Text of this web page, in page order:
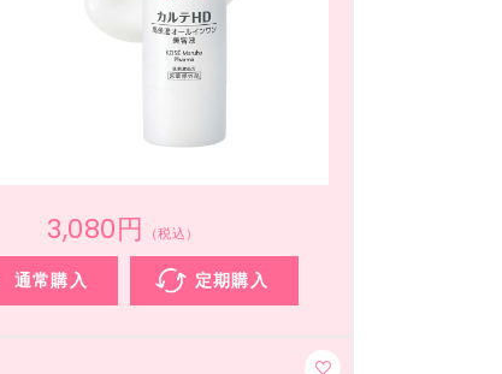
3,080円 （税込）
通常購入 定期購入